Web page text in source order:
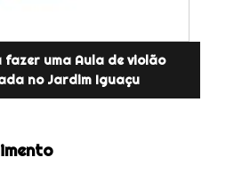
uma Aula de violão
no Jardim Iguaçu